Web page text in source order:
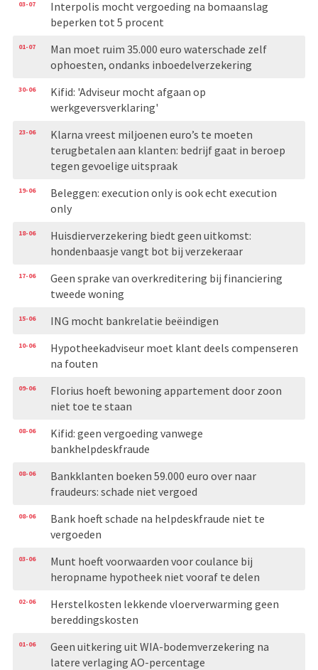
03-07
Interpolis mocht vergoeding na bomaanslag
beperken tot 5 procent
01-07
Man moet ruim 35.000 euro waterschade zelf
ophoesten, ondanks inboedelverzekering
30-06
Kifid: 'Adviseur mocht afgaan op
werkgeversverklaring'
23-06
Klarna vreest miljoenen euro’s te moeten
terugbetalen aan klanten: bedrijf gaat in beroep
tegen gevoelige uitspraak
19-06
Beleggen: execution only is ook echt execution
only
18-06
Huisdierverzekering biedt geen uitkomst:
hondenbaasje vangt bot bij verzekeraar
17-06
Geen sprake van overkreditering bij financiering
tweede woning
15-06 ING mocht bankrelatie beëindigen
10-06
Hypotheekadviseur moet klant deels compenseren
na fouten
09-06
Florius hoeft bewoning appartement door zoon
niet toe te staan
08-06
Kifid: geen vergoeding vanwege
bankhelpdeskfraude
08-06
Bankklanten boeken 59.000 euro over naar
fraudeurs: schade niet vergoed
08-06
Bank hoeft schade na helpdeskfraude niet te
vergoeden
03-06
Munt hoeft voorwaarden voor coulance bij
heropname hypotheek niet vooraf te delen
02-06
Herstelkosten lekkende vloerverwarming geen
bereddingskosten
01-06
Geen uitkering uit WIA-bodemverzekering na
latere verlaging AO-percentage